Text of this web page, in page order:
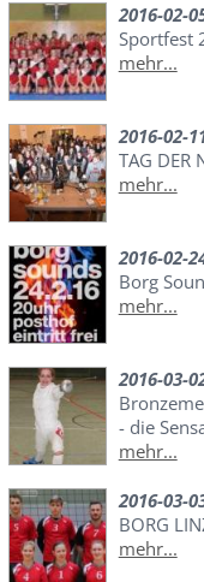
2016-02-
Sportfest
mehr...
2016-02-
TAG DER
mehr...
2016-02-
Borg
mehr...
2016-03-
- die
mehr...
2016-03-
BORG
mehr...